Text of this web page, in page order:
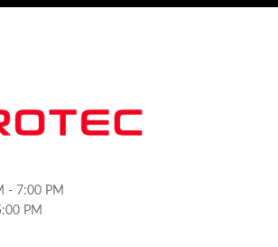
- 7:00 PM
PM